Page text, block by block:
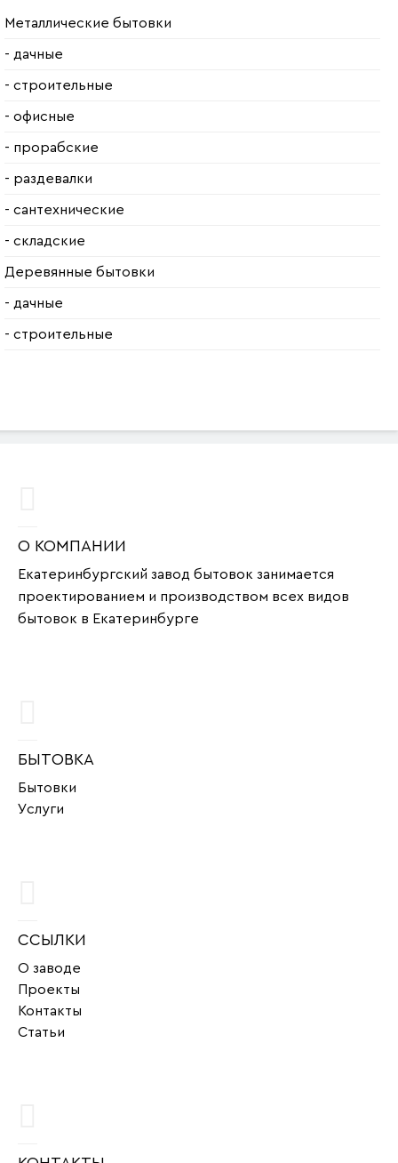
Металлические бытовки
- дачные
- строительные
- офисные
- прорабские
- раздевалки
- сантехнические
- складские
Деревянные бытовки
- дачные
- строительные
О КОМПАНИИ
Екатеринбургский завод бытовок занимается
проектированием и производством всех видов
бытовок в Екатеринбурге
БЫТОВКА
Бытовки
Услуги
ССЫЛКИ
О заводе
Проекты
Контакты
Статьи